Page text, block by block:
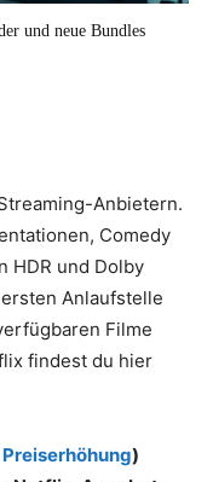
und neue Bundles
Anbietern.
Comedy
HDR und Dolby
Anlaufstelle
Filme
findest du hier
)